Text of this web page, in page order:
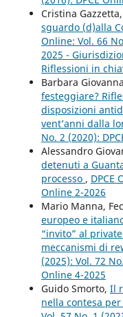
Cristina Gazzetta,
sguardo (d)alla
Online: Vol. 66
2025 -
Riflessioni in
Barbara
festeggiare?
disposizioni
vent’anni dalla
No. 2 (2020):
Alessandro
detenuti a
processo , DPCE
Online 2-2026
Mario Manna,
europeo e
“invito” al
meccanismi di
(2025): Vol. 72
Online 4-2025
Guido Smorto, Il
nella contesa